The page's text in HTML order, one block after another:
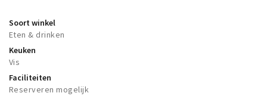
Soort winkel
Eten & drinken
Keuken
Vis
Faciliteiten
Reserveren mogelijk